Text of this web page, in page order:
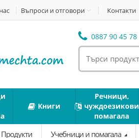
Въпроси и отговори Контакти
0887 90 45 78
Книги
Речници,
чуждоезикови
помагала
Продукти Учебници и помагала